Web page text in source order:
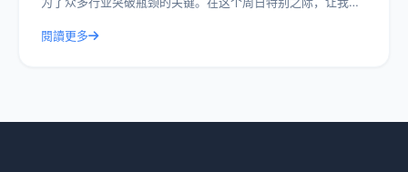
閱讀更多